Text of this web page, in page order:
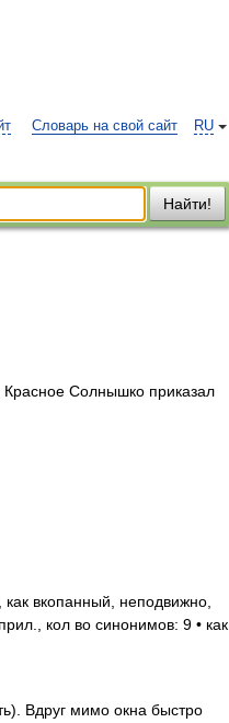
RU
Словарь на свой сайт
Найти!
Солнышко приказал
вкопанный, неподвижно,
кол во синонимов: 9 • как
Вдруг мимо окна быстро